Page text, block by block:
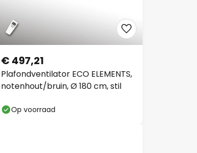
Plafondventilator ECO ELEMENTS,
notenhout/bruin, Ø 180 cm, stil
€ 497,21
Op voorraad